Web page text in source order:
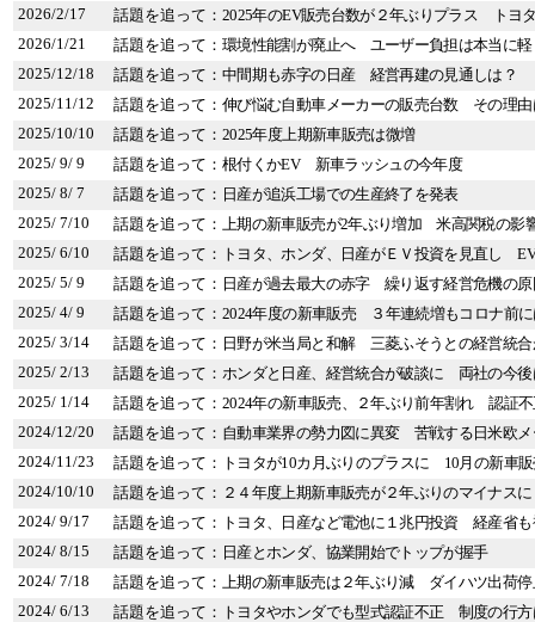
2026/2/17
話題を追って： 2025年のEV販売台数が２年ぶりプラス トヨ
2026/1/21
話題を追って： 環境性能割が廃止へ ユーザー負担は本当に軽
2025/12/18
話題を追って： 中間期も赤字の日産 経営再建の見通しは？
2025/11/12
話題を追って： 伸び悩む自動車メーカーの販売台数 その理由
2025/10/10
話題を追って： 2025年度上期新車販売は微増
2025/ 9/ 9
話題を追って： 根付くかEV 新車ラッシュの今年度
2025/ 8/ 7
話題を追って： 日産が追浜工場での生産終了を発表
2025/ 7/10
話題を追って： 上期の新車販売が2年ぶり増加 米高関税の影
2025/ 6/10
話題を追って：
トヨタ、ホンダ、日産がＥＶ投資を見直し
2025/ 5/ 9
話題を追って： 日産が過去最大の赤字 繰り返す経営危機の原
2025/ 4/ 9
話題を追って： 2024年度の新車販売 ３年連続増もコロナ前
2025/ 3/14
話題を追って： 日野が米当局と和解 三菱ふそうとの経営統合
2025/ 2/13
話題を追って： ホンダと日産、経営統合が破談に 両社の今後
2025/ 1/14
話題を追って： 2024年の新車販売、２年ぶり前年割れ 認証
2024/12/20
話題を追って： 自動車業界の勢力図に異変 苦戦する日米欧メ
2024/11/23
話題を追って：
トヨタが10カ月ぶりのプラスに 10月の新車
2024/10/10
話題を追って： ２４年度上期新車販売が２年ぶりのマイナス
2024/ 9/17
話題を追って：
トヨタ、日産など電池に１兆円投資 経産省も
2024/ 8/15
話題を追って： 日産とホンダ、協業開始でトップが握手
2024/ 7/18
話題を追って： 上期の新車販売は２年ぶり減 ダイハツ出荷停
2024/ 6/13
話題を追って：
トヨタやホンダでも型式認証不正 制度の行方